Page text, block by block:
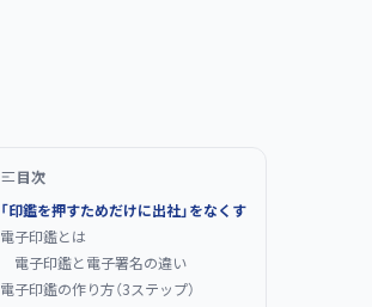
目次
「印鑑を押すためだけに出社」をなくす
電子印鑑とは
電子印鑑と電子署名の違い
電子印鑑の作り方（3ステップ）